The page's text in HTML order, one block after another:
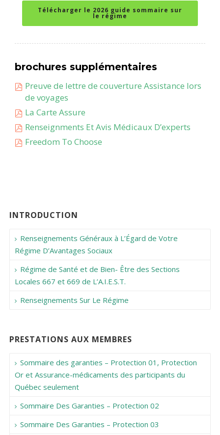
Télécharger le 2026 guide sommaire sur
le régime
brochures supplémentaires
Preuve de lettre de couverture Assistance lors
de voyages
La Carte Assure
Renseignments Et Avis Médicaux D’experts
Freedom To Choose
INTRODUCTION
Renseignements Généraux à L’Égard de Votre
Régime D’Avantages Sociaux
Régime de Santé et de Bien- Être des Sections
Locales 667 et 669 de L’A.I.E.S.T.
Renseignements Sur Le Régime
PRESTATIONS AUX MEMBRES
Sommaire des garanties – Protection 01, Protection
Or et Assurance-médicaments des participants du
Québec seulement
Sommaire Des Garanties – Protection 02
Sommaire Des Garanties – Protection 03